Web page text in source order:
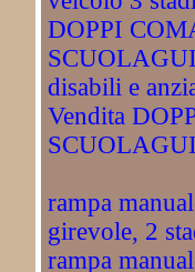
DOPPI
disabili e
Vendita
rampa
girevole, 2
rampa